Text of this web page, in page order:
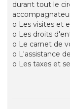
durant tout le
o Les visites et
o Les droits
o Le carnet de
o L'assistance
o Les taxes et